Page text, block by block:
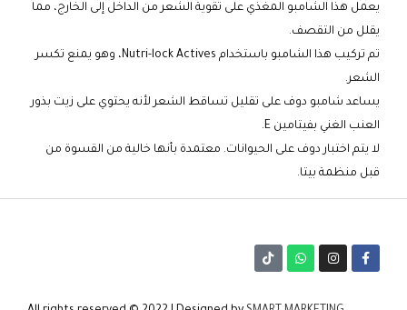
يعمل هذا الشامبو المغذي على تقوية الشعر من الداخل إلى الخارج، مما
يقلل من التقصف.
تم تركيب هذا الشامبو باستخدام Nutri-lock Actives، وهو يمنع تكسر
الشعر.
يساعد شامبو دوف على تقليل تساقط الشعر لأنه يحتوي على زيت بذور
العنب الغني بفيتامين E.
لا يتم اختبار دوف على الحيوانات. معتمدة بأنها خالية من القسوة من
قبل منظمة بيتا.